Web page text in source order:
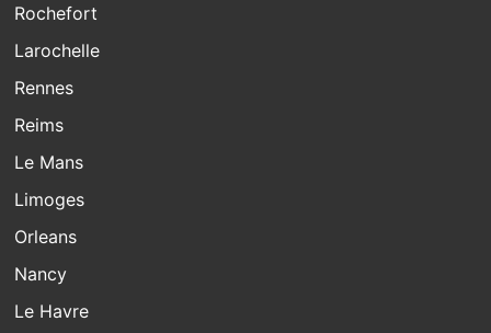
Rochefort
Larochelle
Rennes
Reims
Le Mans
Limoges
Orleans
Nancy
Le Havre